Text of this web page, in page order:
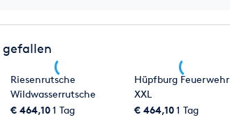
gefallen
Riesenrutsche
Wildwasserrutsche
mieten
€ 464,101 Tag
Hüpfburg Feuerwehr
XXL
€ 464,101 Tag